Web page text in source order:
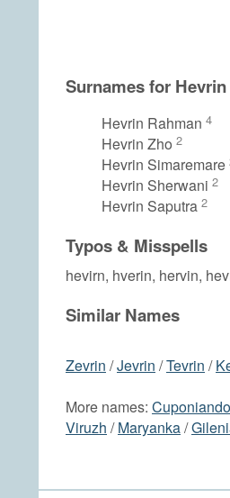
Surnames for Hevrin
Hevrin Rahman 4
Hevrin Zho 2
Hevrin Simaremare
Hevrin Sherwani 2
Hevrin Saputra 2
Typos & Misspells
hevirn, hverin, hervin,
Similar Names
Zevrin /Jevrin /Tevrin /
More names: Cuponiando
Viruzh /Maryanka/